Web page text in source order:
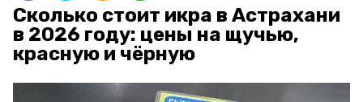
Сколько стоит икра в Астрахани
в 2026 году: цены на щучью,
красную и чёрную